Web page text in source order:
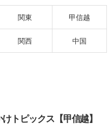
関東 甲信越
関西 中国
トピックス【甲信越】